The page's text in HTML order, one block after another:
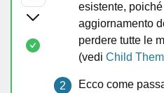
esistente,
aggiornamento
perdere tutte le
(vedi Child
Ecco come